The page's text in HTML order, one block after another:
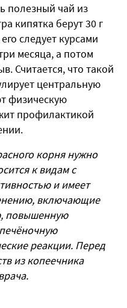
полезный чай из
кипятка берут 30 г
следует курсами
месяца, а потом
Считается, что такой
центральную
физическую
профилактикой
корня нужно
к видам с
и имеет
включающие
повышенную
реакции. Перед
из копеечника